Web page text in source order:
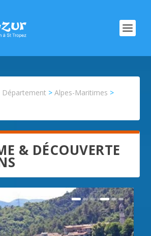
Département >Alpes-Maritimes >
& DÉCOUVERTE